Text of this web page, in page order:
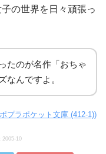
の世界を日々頑張っ
たのが名作「おちゃ
なんですよ。
プラポケット文庫 (412-1))
2005-10